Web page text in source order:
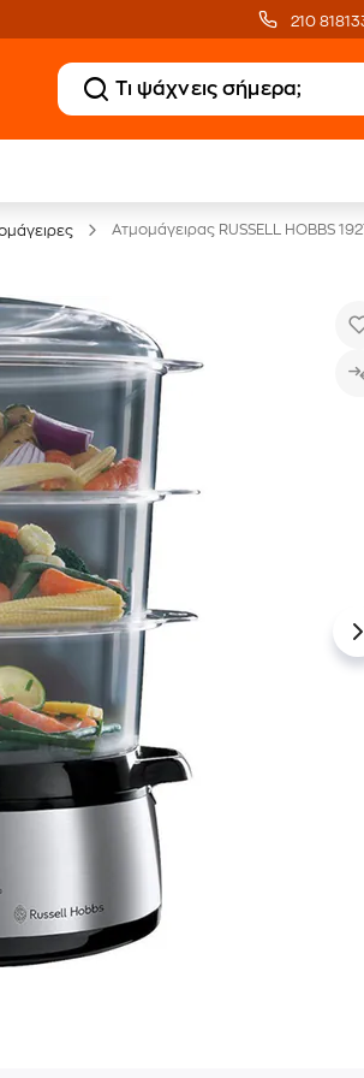
210
Ατμομάγειρας RUSSELL HOBBS